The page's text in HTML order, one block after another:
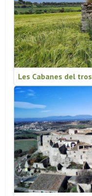
Les Cabanes del tros